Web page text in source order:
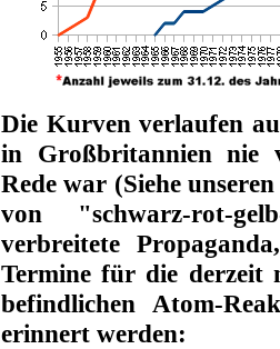
Die Kurven verlaufen
in Großbritannien nie
Rede war (Siehe
von "schwarz-rot-
verbreitete
Termine für die derzeit
befindlichen Atom-
erinnert werden: